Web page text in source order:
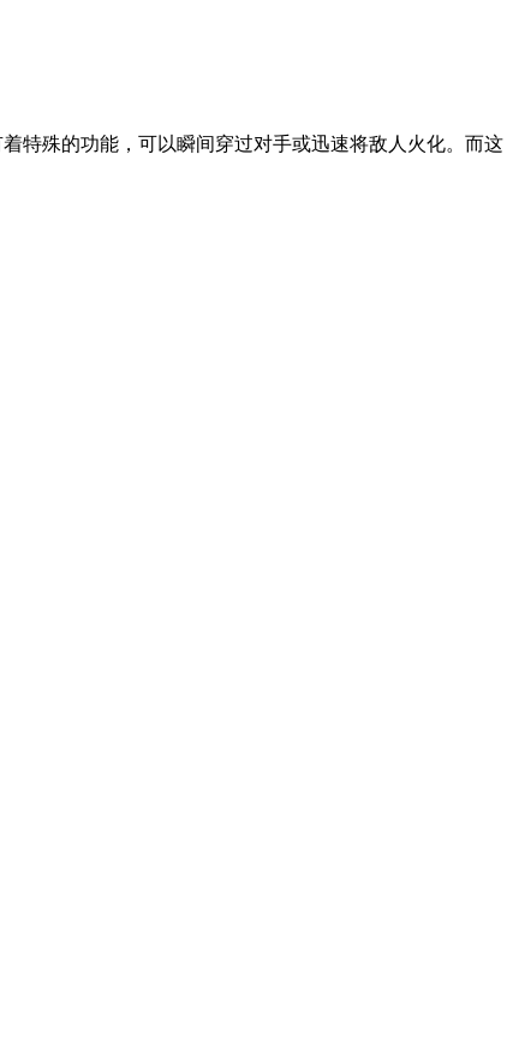
特殊的功能，可以瞬间穿过对手或迅速将敌人火化。而这